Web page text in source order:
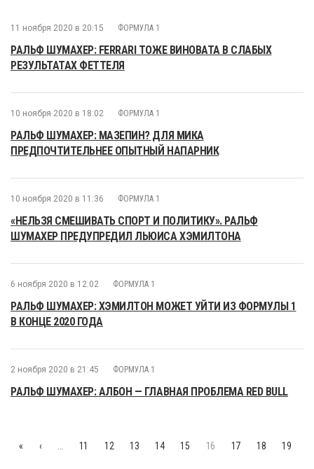
11 ноября 2020 в 20:15 ФОРМУЛА 1
РАЛЬФ ШУМАХЕР: FERRARI ТОЖЕ ВИНОВАТА В СЛАБЫХ
РЕЗУЛЬТАТАХ ФЕТТЕЛЯ
10 ноября 2020 в 18:02 ФОРМУЛА 1
РАЛЬФ ШУМАХЕР: МАЗЕПИН? ДЛЯ МИКА
ПРЕДПОЧТИТЕЛЬНЕЕ ОПЫТНЫЙ НАПАРНИК
10 ноября 2020 в 11:36 ФОРМУЛА 1
«НЕЛЬЗЯ СМЕШИВАТЬ СПОРТ И ПОЛИТИКУ». РАЛЬФ
ШУМАХЕР ПРЕДУПРЕДИЛ ЛЬЮИСА ХЭМИЛТОНА
6 ноября 2020 в 12:02 ФОРМУЛА 1
РАЛЬФ ШУМАХЕР: ХЭМИЛТОН МОЖЕТ УЙТИ ИЗ ФОРМУЛЫ 1
В КОНЦЕ 2020 ГОДА
2 ноября 2020 в 21:45 ФОРМУЛА 1
РАЛЬФ ШУМАХЕР: АЛБОН — ГЛАВНАЯ ПРОБЛЕМА RED BULL
« ‹ 11 12 13 14 15 16 17 18 19